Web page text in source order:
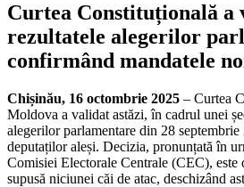
Curtea Constituțională a
rezultatele alegerilor
confirmând mandatele
Chișinău, 16 octombrie 2025 – Curtea
Moldova a validat astăzi, în cadrul unei
alegerilor parlamentare din 28 septembrie
deputaților aleși. Decizia, pronunțată în
Comisiei Electorale Centrale (CEC),
supusă niciunei căi de atac, deschizând